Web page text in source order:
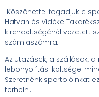
Köszönettel fogadjuk a
Hatvan és Vidéke
kirendeltségénél vezetett
számlaszámra.
Az utazások, a szállások,
lebonyolítási költségei
Szeretnénk sportolóinkat
terhelni.